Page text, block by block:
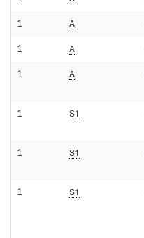
1 A
1 A
1 A
1 S1
1 S1
1 S1